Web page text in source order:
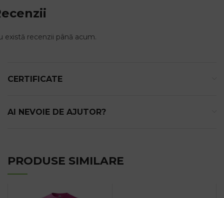
există recenzii până acum.
CERTIFICATE
AI NEVOIE DE AJUTOR?
PRODUSE SIMILARE